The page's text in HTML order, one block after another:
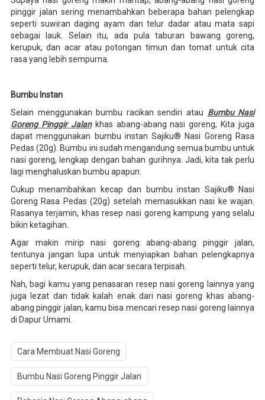
pinggir jalan sering menambahkan beberapa bahan pelengkap
seperti suwiran daging ayam dan telur dadar atau mata sapi
sebagai lauk. Selain itu, ada pula taburan bawang goreng,
kerupuk, dan acar atau potongan timun dan tomat untuk cita
rasa yang lebih sempurna.
Bumbu Instan
Selain menggunakan bumbu racikan sendiri atau Bumbu Nasi
Goreng Pinggir Jalankhas abang-abang nasi goreng, Kita juga
dapat menggunakan bumbu instan Sajiku® Nasi Goreng Rasa
Pedas (20g). Bumbu ini sudah mengandung semua bumbu untuk
nasi goreng, lengkap dengan bahan gurihnya. Jadi, kita tak perlu
lagi menghaluskan bumbu apapun.
Cukup menambahkan kecap dan bumbu instan Sajiku® Nasi
Goreng Rasa Pedas (20g) setelah memasukkan nasi ke wajan.
Rasanya terjamin, khas resep nasi goreng kampung yang selalu
bikin ketagihan.
Agar makin mirip nasi goreng abang-abang pinggir jalan,
tentunya jangan lupa untuk menyiapkan bahan pelengkapnya
seperti telur, kerupuk, dan acar secara terpisah.
Nah, bagi kamu yang penasaran resep nasi goreng lainnya yang
juga lezat dan tidak kalah enak dari nasi goreng khas abang-
abang pinggir jalan, kamu bisa mencari resep nasi goreng lainnya
di Dapur Umami.
Cara Membuat Nasi Goreng
Bumbu Nasi Goreng Pinggir Jalan